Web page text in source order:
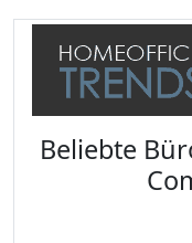
Beliebte